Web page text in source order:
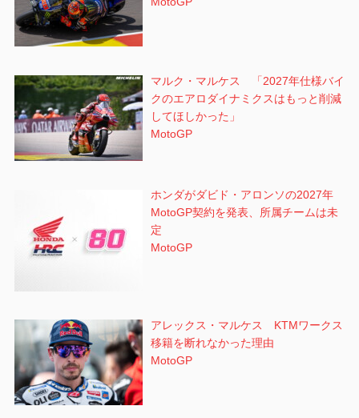
マルク・マルケス 「2027年仕様バイ
クのエアロダイナミクスはもっと削減
してほしかった」
MotoGP
ホンダがダビド・アロンソの2027年
MotoGP契約を発表、所属チームは未
定
MotoGP
アレックス・マルケス KTMワークス
移籍を断れなかった理由
MotoGP